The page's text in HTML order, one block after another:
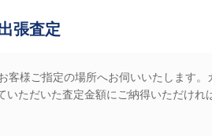
張査定
客様ご指定の場所へお伺いいたします。
いただいた査定金額にご納得いただけれ